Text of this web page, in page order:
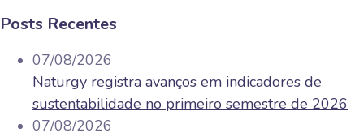
Posts Recentes
07/08/2026
Naturgy registra avanços em indicadores de
sustentabilidade no primeiro semestre de 2026
07/08/2026